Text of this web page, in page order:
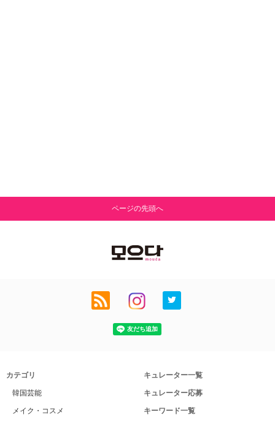
ページの先頭へ
カテゴリ
韓国芸能
メイク・コスメ
キュレーター一覧
キュレーター応募
キーワード一覧